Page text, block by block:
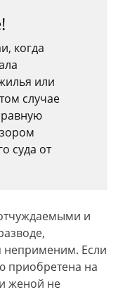
когда
или
случае
суда от
и
неприменим. Если
приобретена на
женой не